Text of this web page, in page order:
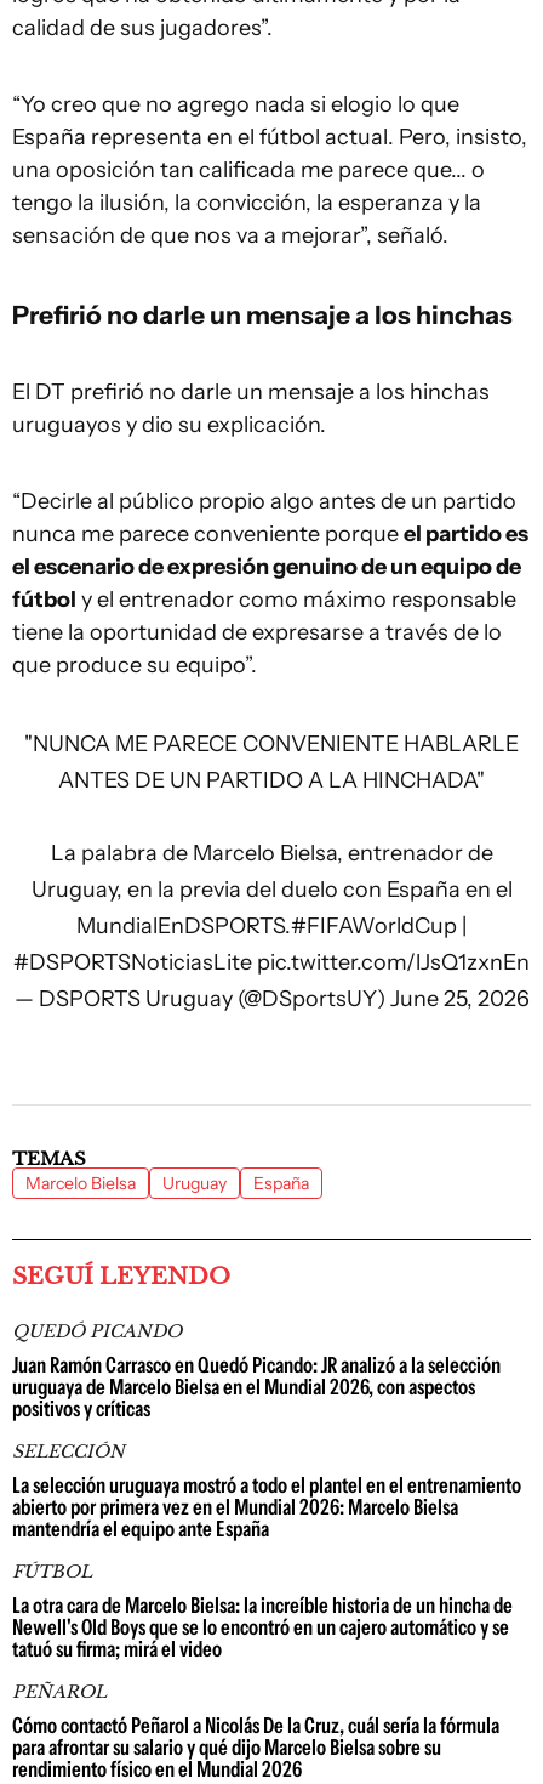
calidad de sus jugadores”.
“Yo creo que no agrego nada si elogio lo que
España representa en el fútbol actual. Pero, insisto,
una oposición tan calificada me parece que... o
tengo la ilusión, la convicción, la esperanza y la
sensación de que nos va a mejorar”, señaló.
Prefirió no darle un mensaje a los hinchas
El DT prefirió no darle un mensaje a los hinchas
uruguayos y dio su explicación.
“Decirle al público propio algo antes de un partido
nunca me parece conveniente porqueel partido es
el escenario de expresión genuino de un equipo de
fútbol y el entrenador como máximo responsable
tiene la oportunidad de expresarse a través de lo
que produce su equipo”.
"NUNCA ME PARECE CONVENIENTE HABLARLE
ANTES DE UN PARTIDO A LA HINCHADA"
La palabra de Marcelo Bielsa, entrenador de
Uruguay, en la previa del duelo con España en el
MundialEnDSPORTS.#FIFAWorldCup
#DSPORTSNoticiasLite pic.twitter.com/lJsQ1zxnEn
— DSPORTS Uruguay (@DSportsUY) June 25, 2026
TEMAS
Marcelo Bielsa Uruguay España
SEGUÍ LEYENDO
QUEDÓ PICANDO
Juan Ramón Carrasco en Quedó Picando: JR analizó a la selección
uruguaya de Marcelo Bielsa en el Mundial 2026, con aspectos
positivos y críticas
SELECCIÓN
La selección uruguaya mostró a todo el plantel en el entrenamiento
abierto por primera vez en el Mundial 2026: Marcelo Bielsa
mantendría el equipo ante España
FÚTBOL
La otra cara de Marcelo Bielsa: la increíble historia de un hincha de
Newell's Old Boys que se lo encontró en un cajero automático y se
tatuó su firma; mirá el video
PEÑAROL
Cómo contactó Peñarol a Nicolás De la Cruz, cuál sería la fórmula
para afrontar su salario y qué dijo Marcelo Bielsa sobre su
rendimiento físico en el Mundial 2026